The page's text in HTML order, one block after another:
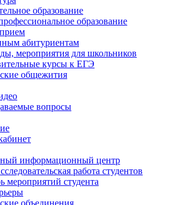
образование
образование
абитуриентам
мероприятия для школьников
курсы к ЕГЭ
общежития
вопросы
информационный центр
работа студентов
мероприятий студента
объединения